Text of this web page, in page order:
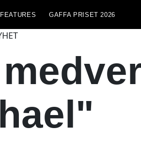
FEATURES GAFFA PRISET 2026